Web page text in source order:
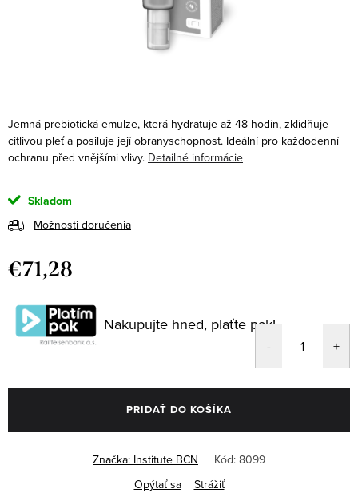
Jemná prebiotická emulze, která hydratuje až 48 hodin, zklidňuje
citlivou pleť a posiluje její obranyschopnost. Ideální pro každodenní
ochranu před vnějšími vlivy. Detailné informácie
Skladom
Možnosti doručenia
€71,28
cena:
Nakupujte hned, plaťte pak!
PRIDAŤ DO KOŠÍKA
Značka: Institute BCN Kód: 8099
Opýtať sa
Strážiť